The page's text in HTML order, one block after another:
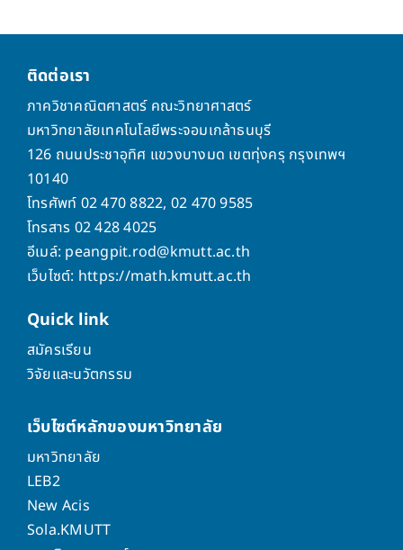
ติดต่อเรา
ภาควิชาคณิตศาสตร์ คณะวิทยาศาสตร์
มหาวิทยาลัยเทคโนโลยีพระจอมเกล้าธนบุรี
126 ถนนประชาอุทิศ แขวงบางมด เขตทุ่งครุ กรุงเทพฯ
10140
โทรศัพท์ 02 470 8822, 02 470 9585
โทรสาร 02 428 4025
อีเมล์: peangpit.rod@kmutt.ac.th
เว็บไซต์: https://math.kmutt.ac.th
Quick link
สมัครเรียน
วิจัยและนวัตกรรม
เว็บไซต์หลักของมหาวิทยาลัย
มหาวิทยาลัย
LEB2
New Acis
Sola.KMUTT